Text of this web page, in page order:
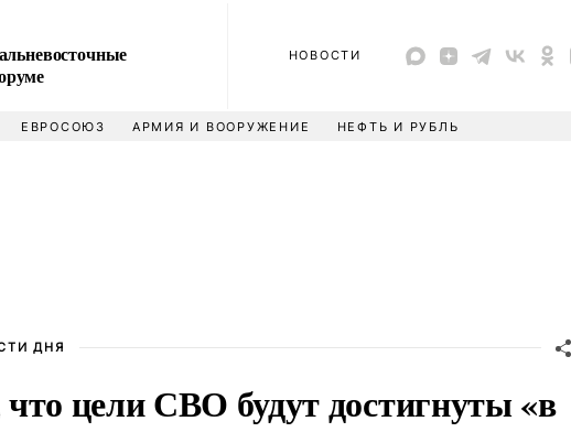
НОВОСТИ
ЕВРОСОЮЗ АРМИЯ И ВООРУЖЕНИЕ НЕФТЬ И РУБЛЬ
ДНЯ
цели СВО будут достигнуты «в